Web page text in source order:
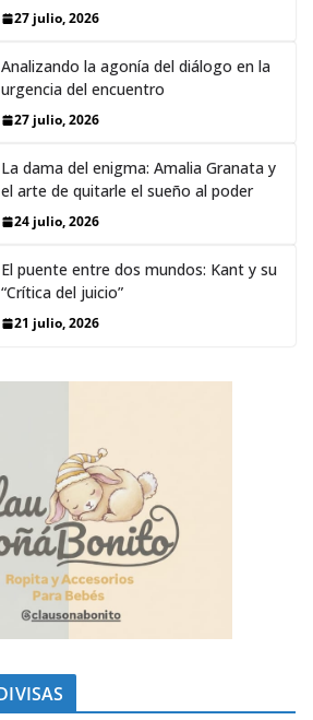
27 julio, 2026
Analizando la agonía del diálogo en la
urgencia del encuentro
27 julio, 2026
La dama del enigma: Amalia Granata y
el arte de quitarle el sueño al poder
24 julio, 2026
El puente entre dos mundos: Kant y su
“Crítica del juicio”
21 julio, 2026